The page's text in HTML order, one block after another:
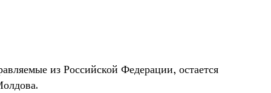
из Российской Федерации, остается